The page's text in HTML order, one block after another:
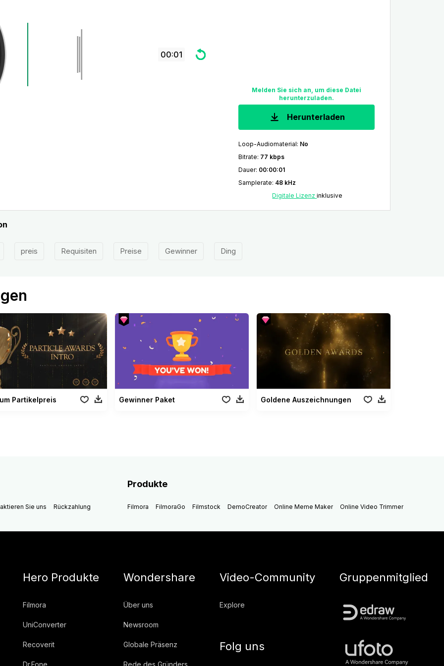
00:01
Melden Sie sich an, um diese Datei
herunterzuladen.
Herunterladen
Loop-Audiomaterial: No
Bitrate: 77 kbps
Dauer: 00:00:01
Samplerate: 48 kHz
Digitale Lizenzinklusive
preis Requisiten Preise Gewinner Ding
Partikelpreis Gewinner Paket Goldene Auszeichnungen
Sie uns Rückzahlung
Produkte
Filmora FilmoraGo Filmstock DemoCreator Online Meme Maker Online Video Trimmer
Hero Produkte
Filmora
UniConverter
Recoverit
Dr.Fone
Wondershare
Über uns
Newsroom
Globale Präsenz
Rede des Gründers
Video-Community
Explore
Folg uns
Gruppenmitglied